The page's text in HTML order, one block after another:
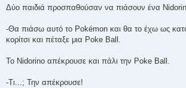
Δύο παιδιά προσπαθούσαν να πιάσουν ένα
-Θα πιάσω αυτό το Pokémon και θα το έχω ως
κορίτσι και πέταξε μια Poke Ball.
Το Nidorino απέκρουσε και πάλι την Poke Ball.
-Τι...; Την απέκρουσε!